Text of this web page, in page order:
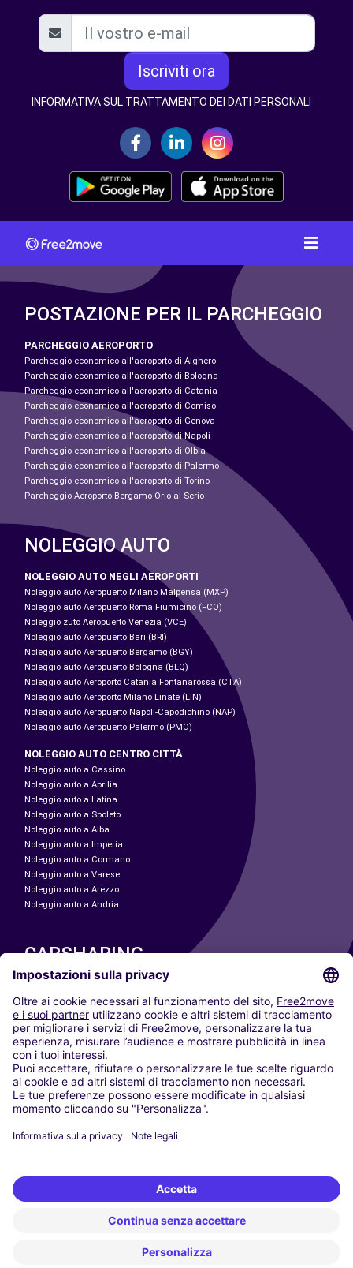
Iscriviti ora
INFORMATIVA SUL TRATTAMENTO DEI DATI PERSONALI
POSTAZIONE PER IL PARCHEGGIO
PARCHEGGIO AEROPORTO
Parcheggio economico all'aeroporto di Alghero
Parcheggio economico all'aeroporto di Bologna
Parcheggio economico all'aeroporto di Catania
Parcheggio economico all'aeroporto di Comiso
Parcheggio economico all'aeroporto di Genova
Parcheggio economico all'aeroporto di Napoli
Parcheggio economico all'aeroporto di Olbia
Parcheggio economico all'aeroporto di Palermo
Parcheggio economico all'aeroporto di Torino
Parcheggio Aeroporto Bergamo-Orio al Serio
NOLEGGIO AUTO
NOLEGGIO AUTO NEGLI AEROPORTI
Noleggio auto Aeropuerto Milano Malpensa (MXP)
Noleggio auto Aeropuerto Roma Fiumicino (FCO)
Noleggio zuto Aeropuerto Venezia (VCE)
Noleggio auto Aeropuerto Bari (BRI)
Noleggio auto Aeropuerto Bergamo (BGY)
Noleggio auto Aeropuerto Bologna (BLQ)
Noleggio auto Aeroporto Catania Fontanarossa (CTA)
Noleggio auto Aeroporto Milano Linate (LIN)
Noleggio auto Aeropuerto Napoli-Capodichino (NAP)
Noleggio auto Aeropuerto Palermo (PMO)
NOLEGGIO AUTO CENTRO CITTÀ
Noleggio auto a Cassino
Noleggio auto a Aprilia
Noleggio auto a Latina
Noleggio auto a Spoleto
Noleggio auto a Alba
Noleggio auto a Imperia
Noleggio auto a Cormano
Noleggio auto a Varese
Noleggio auto a Arezzo
Noleggio auto a Andria
CARSHARING
LE NOSTRE CITTÀ
Paris
Madrid
Washington DC
Milano
Roma
Torino
Vienna
Berlino
Düsseldorf